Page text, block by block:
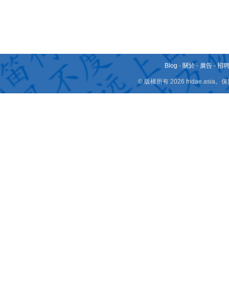
Blog - 關於 - 廣告 -招
© 版權所有 2026 fridae.asia。